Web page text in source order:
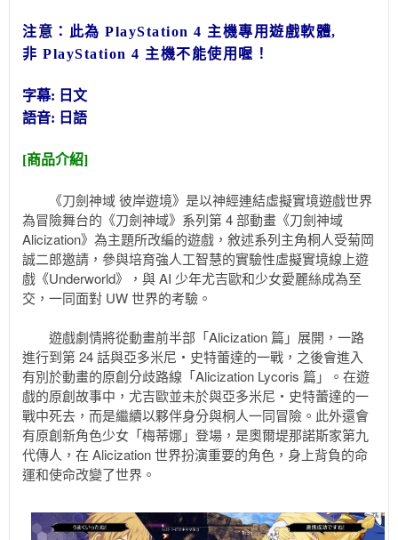
注意：此為 PlayStation 4 主機專用遊戲軟體,
非 PlayStation 4 主機不能使用喔！
字幕: 日文
語音: 日語
[商品介紹]
《刀劍神域 彼岸遊境》是以神經連結虛擬實境遊戲世界
為冒險舞台的《刀劍神域》系列第 4 部動畫《刀劍神域
Alicization》為主題所改編的遊戲，敘述系列主角桐人受菊岡
誠二郎邀請，參與培育強人工智慧的實驗性虛擬實境線上遊
戲《Underworld》，與 AI 少年尤吉歐和少女愛麗絲成為至
交，一同面對 UW 世界的考驗。
遊戲劇情將從動畫前半部「Alicization 篇」展開，一路
進行到第 24 話與亞多米尼・史特蕾達的一戰，之後會進入
有別於動畫的原創分歧路線「Alicization Lycoris 篇」。在遊
戲的原創故事中，尤吉歐並未於與亞多米尼・史特蕾達的一
戰中死去，而是繼續以夥伴身分與桐人一同冒險。此外還會
有原創新角色少女「梅蒂娜」登場，是奧爾堤那諾斯家第九
代傳人，在 Alicization 世界扮演重要的角色，身上背負的命
運和使命改變了世界。